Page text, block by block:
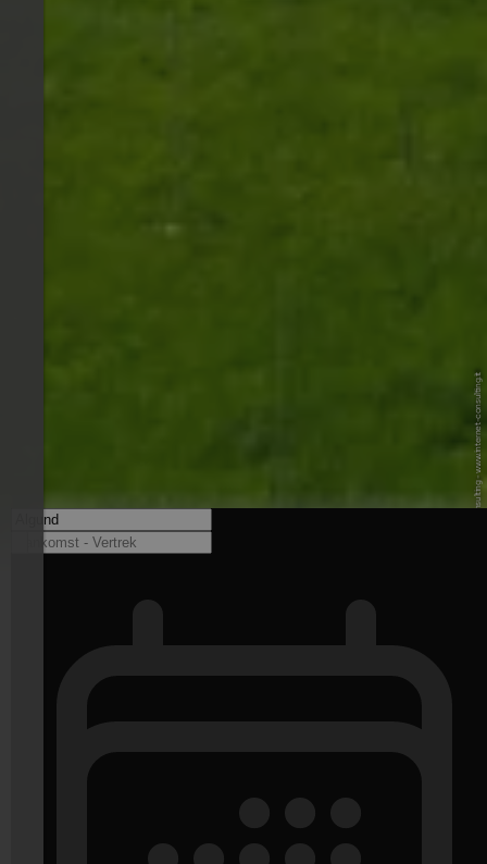
© Internet Consulting - www.internet-consulting.it